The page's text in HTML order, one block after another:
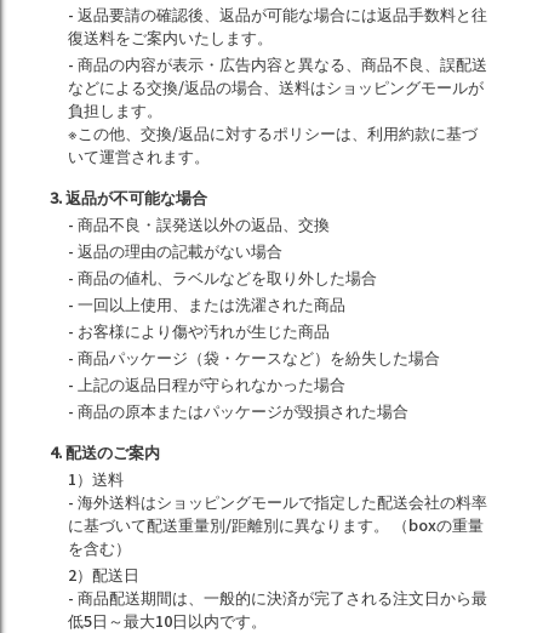
- 返品要請の確認後、返品が可能な場合には返品手数料と往
復送料をご案内いたします。
- 商品の内容が表示・広告内容と異なる、商品不良、誤配送
などによる交換/返品の場合、送料はショッピングモールが
負担します。
※この他、交換/返品に対するポリシーは、利用約款に基づ
いて運営されます。
3. 返品が不可能な場合
- 商品不良・誤発送以外の返品、交換
- 返品の理由の記載がない場合
- 商品の値札、ラベルなどを取り外した場合
- 一回以上使用、または洗濯された商品
- お客様により傷や汚れが生じた商品
- 商品パッケージ（袋・ケースなど）を紛失した場合
- 上記の返品日程が守られなかった場合
- 商品の原本またはパッケージが毀損された場合
4. 配送のご案内
1）送料
- 海外送料はショッピングモールで指定した配送会社の料率
に基づいて配送重量別/距離別に異なります。 （boxの重量
を含む）
2）配送日
- 商品配送期間は、一般的に決済が完了される注文日から最
低5日～最大10日以内です。